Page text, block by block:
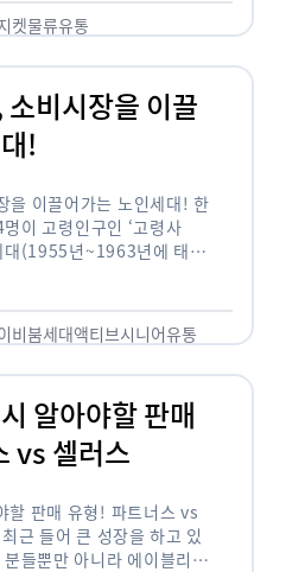
켓물류유통
비시장을 이끌
!
을 이끌어가는 노인세대! 한
이 고령인구인 ‘고령사
대(1955년~1963년에 태어
회가 늙어가는 …
비붐세대액티브시니어유통
알아야할 판매
vs 셀러스
할 판매 유형! 파트너스 vs
근 들어 큰 성장을 하고 있
들뿐만 아니라 에이블리에